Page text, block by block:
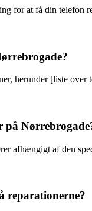
for at få din telefon
herunder [liste over
på
afhængigt af den
reparationerne?